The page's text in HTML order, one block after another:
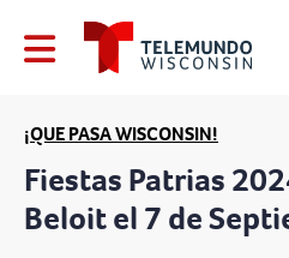
¡QUE PASA WISCONSIN!
Fiestas Patrias
Beloit el 7 de